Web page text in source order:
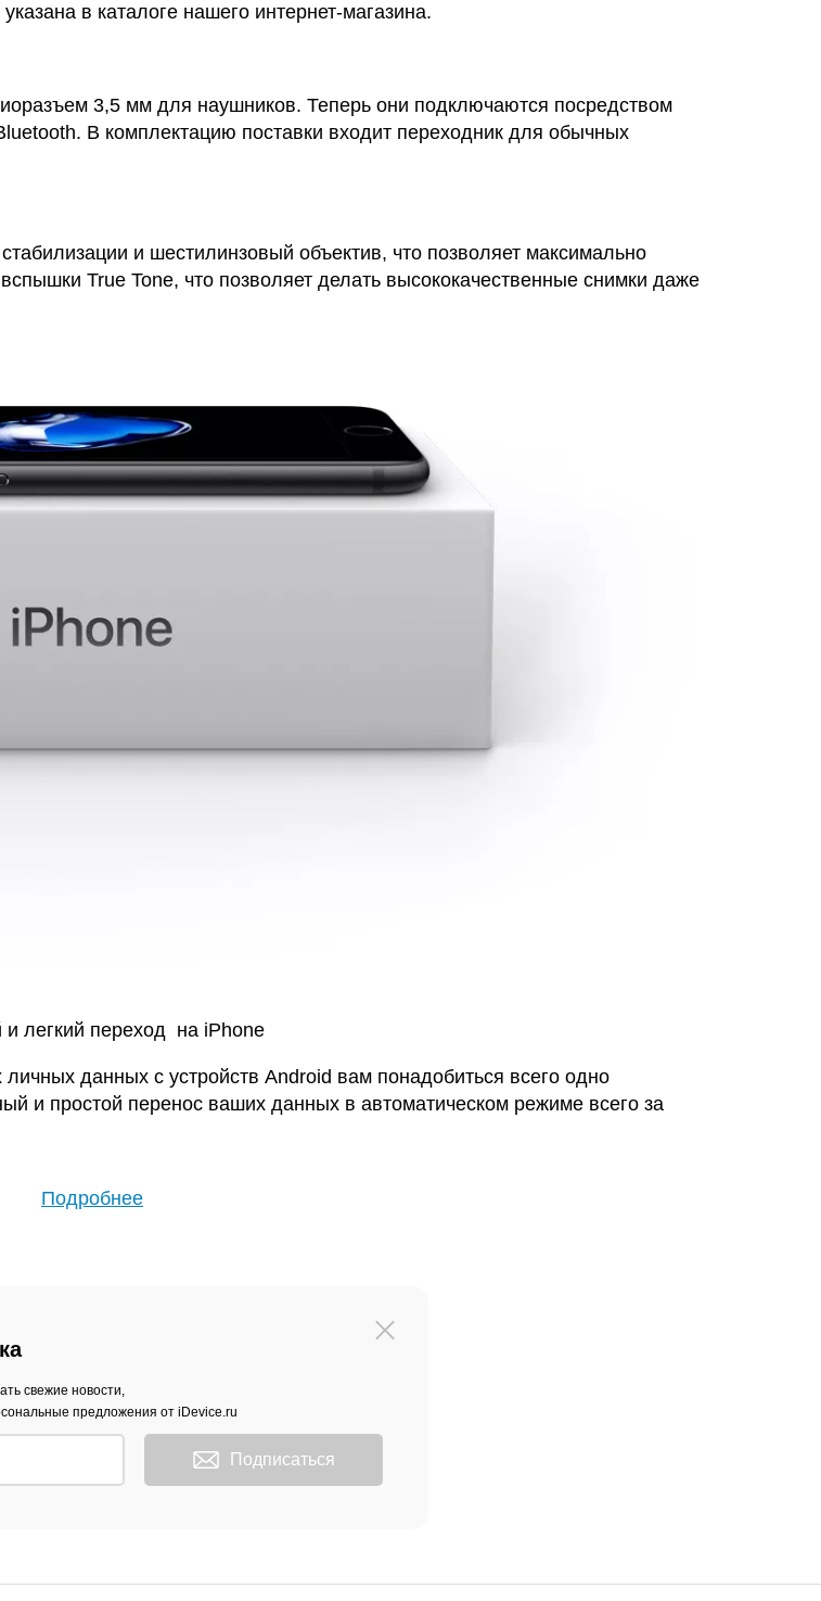
в каталоге нашего интернет-магазина.
3,5 мм для наушников. Теперь они подключаются посредством
В комплектацию поставки входит переходник для обычных
и шестилинзовый объектив, что позволяет максимально
True Tone, что позволяет делать высококачественные снимки даже
легкий переход на iPhone
данных с устройств Android вам понадобиться всего одно
и простой перенос ваших данных в автоматическом режиме всего за
Подробнее
свежие новости,
предложения от iDevice.ru
Подписаться